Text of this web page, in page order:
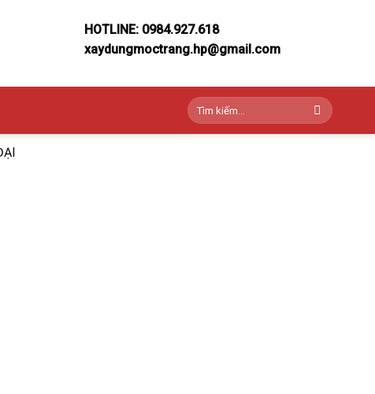
HOTLINE: 0984.927.618
xaydungmoctrang.hp@gmail.com
Tìm
kiếm: